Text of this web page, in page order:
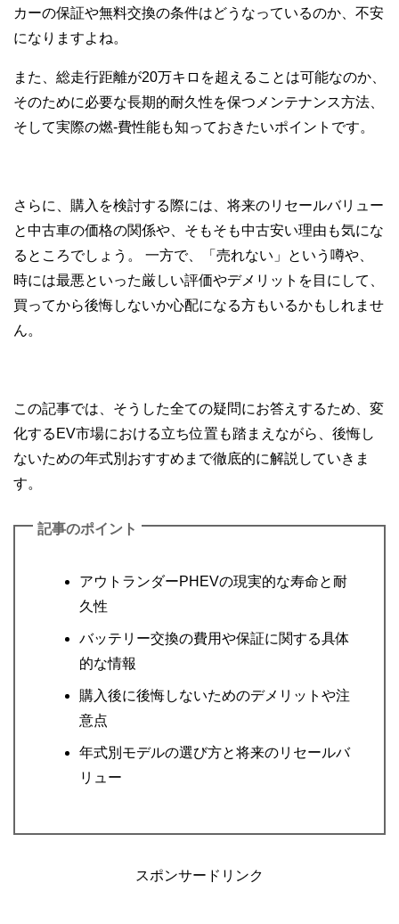
カーの保証や無料交換の条件はどうなっているのか、不安
になりますよね。
また、総走行距離が20万キロを超えることは可能なのか、
そのために必要な長期的耐久性を保つメンテナンス方法、
そして実際の燃-費性能も知っておきたいポイントです。
さらに、購入を検討する際には、将来のリセールバリュー
と中古車の価格の関係や、そもそも中古安い理由も気にな
るところでしょう。 一方で、「売れない」という噂や、
時には最悪といった厳しい評価やデメリットを目にして、
買ってから後悔しないか心配になる方もいるかもしれませ
ん。
この記事では、そうした全ての疑問にお答えするため、変
化するEV市場における立ち位置も踏まえながら、後悔し
ないための年式別おすすめまで徹底的に解説していきま
す。
記事のポイント
アウトランダーPHEVの現実的な寿命と耐
久性
バッテリー交換の費用や保証に関する具体
的な情報
購入後に後悔しないためのデメリットや注
意点
年式別モデルの選び方と将来のリセールバ
リュー
スポンサードリンク